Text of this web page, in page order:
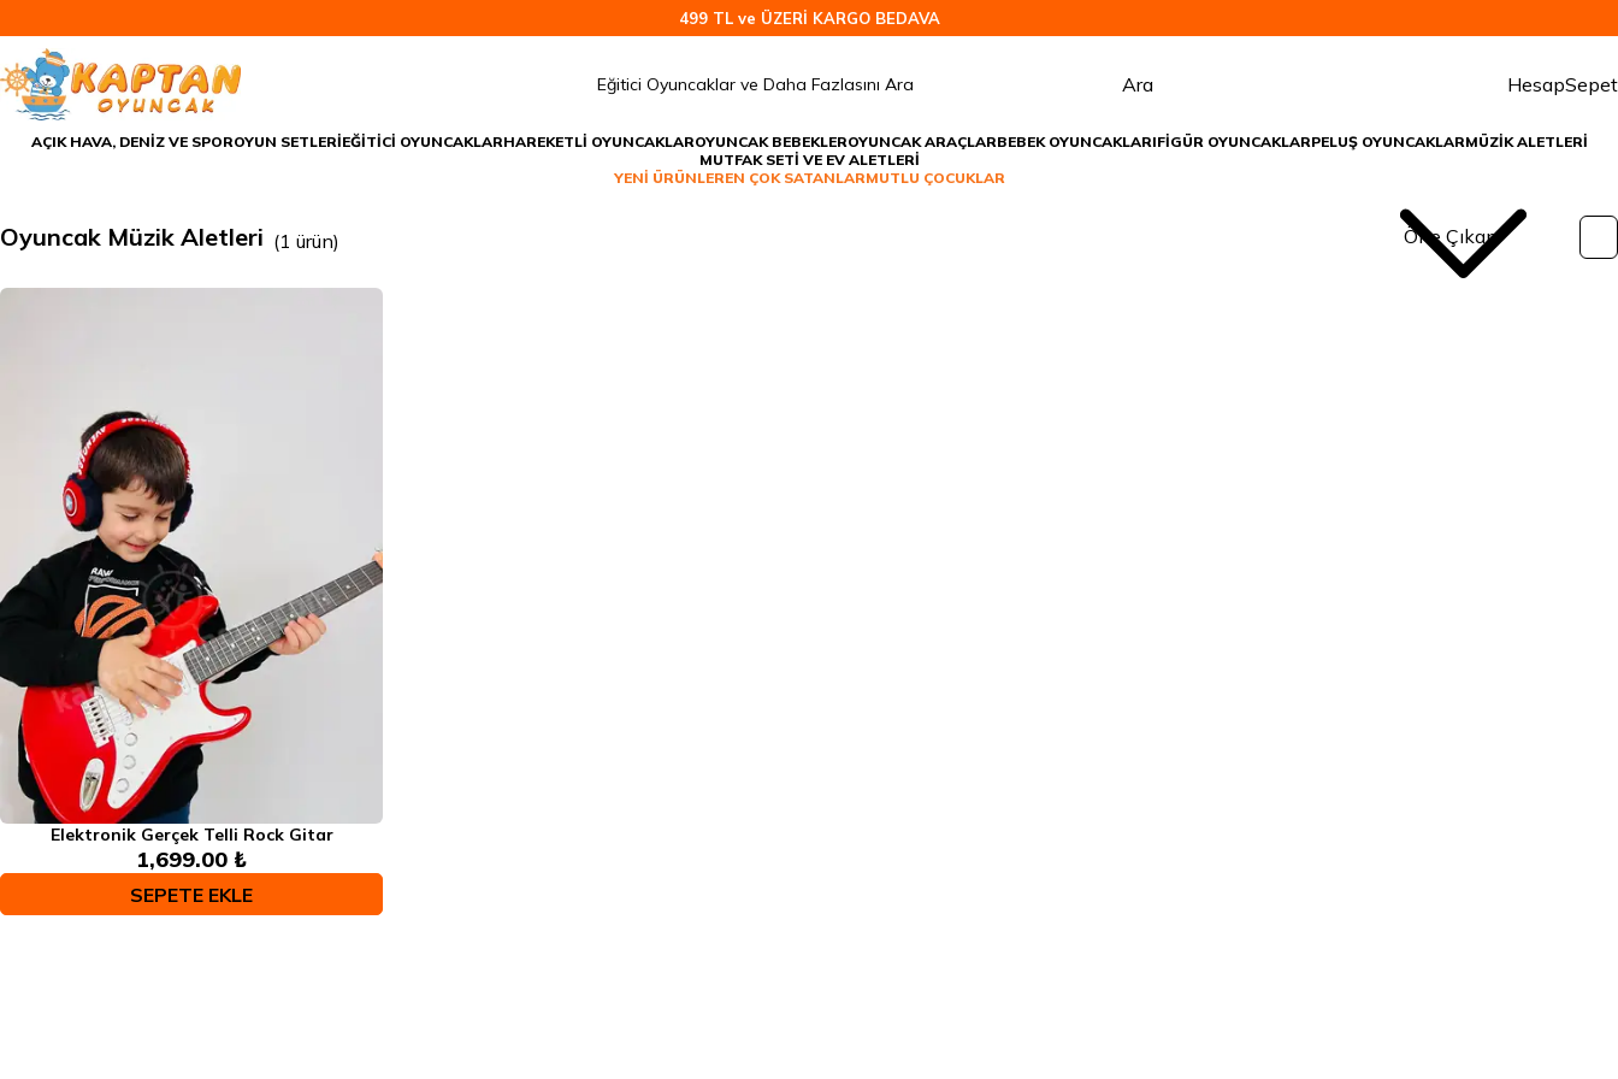
499 TL ve ÜZERİ KARGO BEDAVA
Ara HesapSepet
AÇIK HAVA, DENİZ VE SPOROYUN SETLERİEĞİTİCİ OYUNCAKLARHAREKETLİ OYUNCAKLAROYUNCAK BEBEKLEROYUNCAK ARAÇLARBEBEK OYUNCAKLARIFİGÜR OYUNCAKLARPELUŞ OYUNCAKLARMÜZİK ALETLERİ
MUTFAK SETİ VE EV ALETLERİ
YENİ ÜRÜNLEREN ÇOK SATANLARMUTLU ÇOCUKLAR
Oyuncak Müzik Aletleri (1 ürün)
SEPETE EKLE
Elektronik Gerçek Telli Rock Gitar
1,699.00 ₺